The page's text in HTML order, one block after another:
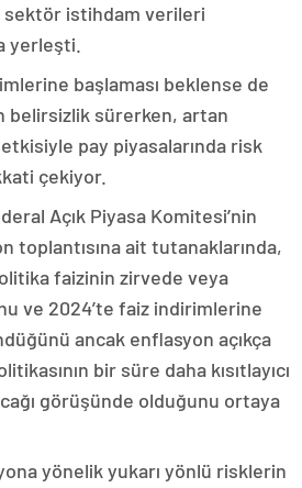
sektör istihdam verileri
yerleşti.
başlaması beklense de
belirsizlik sürerken, artan
pay piyasalarında risk
çekiyor.
Açık Piyasa Komitesi’nin
toplantısına ait tutanaklarında,
faizinin zirvede veya
ve 2024’te faiz indirimlerine
ancak enflasyon açıkça
bir süre daha kısıtlayıcı
görüşünde olduğunu ortaya
yönelik yukarı yönlü risklerin